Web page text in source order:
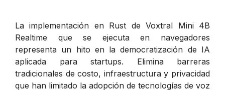
La implementación en Rust de Voxtral Mini 4B
Realtime que se ejecuta en navegadores
representa un hito en la democratización de IA
aplicada para startups. Elimina barreras
tradicionales de costo, infraestructura y privacidad
que han limitado la adopción de tecnologías de voz